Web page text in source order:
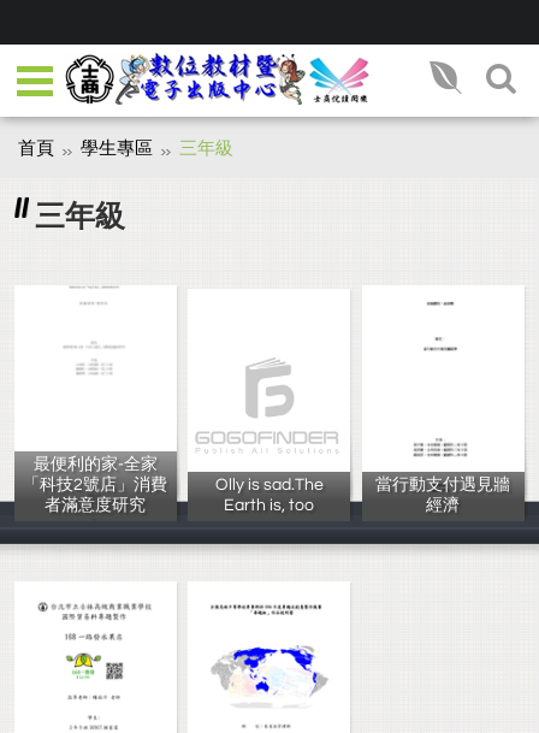
首頁 學生專區 三年級
三年級
最便利的家-全家
「科技2號店」消費
者滿意度研究
沈桂蒸，陳碩玥
Olly is sad.The
Earth is, too
陳皇得、胡家瑜
當行動支付遇見牆
經濟
孫于喬 馬莎蕾